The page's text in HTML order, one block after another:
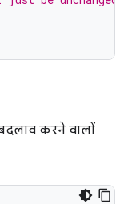
करने वालों